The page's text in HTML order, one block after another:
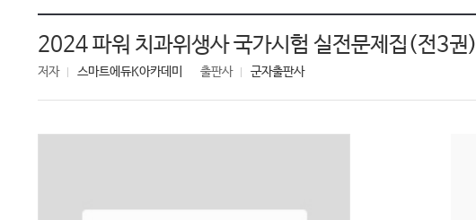
2024 파워 치과위생사 국가시험 실전문제집(전3권)
저자 스마트에듀K아카데미 출판사 군자출판사